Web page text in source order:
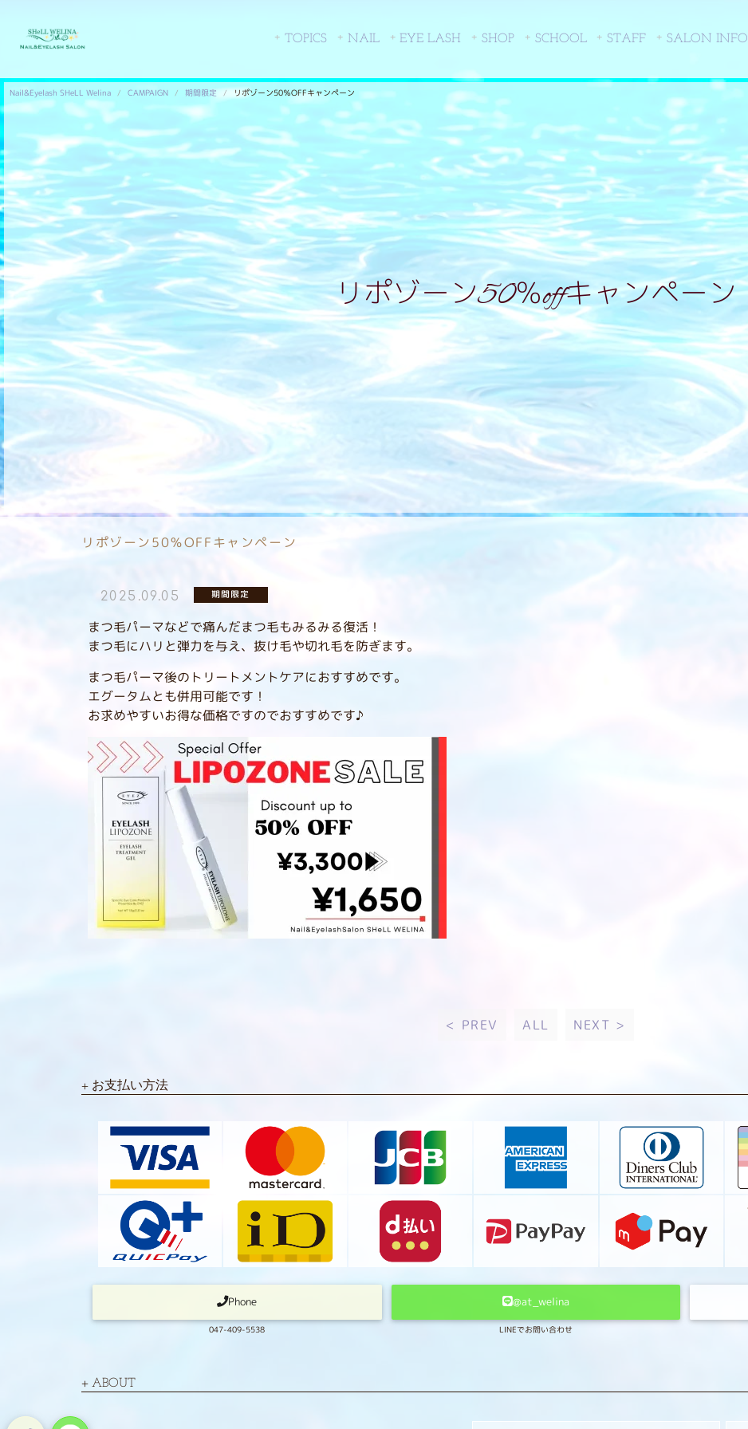
TOPICS NAIL EYE LASH SHOP SCHOOL STAFF SALON INFO
Nail&Eyelash SHeLL Welina CAMPAIGN 期間限定 リポゾーン50％OFFキャンペーン
リポゾーン50％offキャンペーン
リポゾーン50％OFFキャンペーン
2025.09.05 期間限定
まつ毛パーマなどで痛んだまつ毛もみるみる復活！
まつ毛にハリと弾力を与え、抜け毛や切れ毛を防ぎます。
まつ毛パーマ後のトリートメントケアにおすすめです。
エグータムとも併用可能です！
お求めやすいお得な価格ですのでおすすめです♪
< PREV ALL NEXT >
お支払い方法
Phone
047-409-5538
@at_welina
LINEでお問い合わせ
ABOUT